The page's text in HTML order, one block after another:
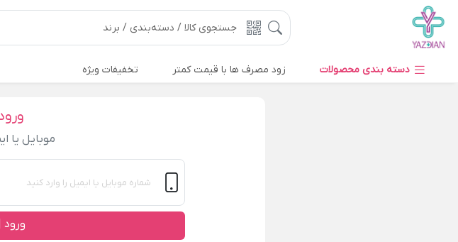
دسته بندی محصولات زود مصرف ها با قیمت کمتر تخفیفات ویژه
موبایل یا